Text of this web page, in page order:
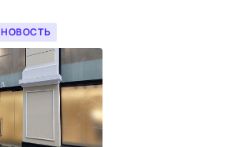
НОВОСТЬ